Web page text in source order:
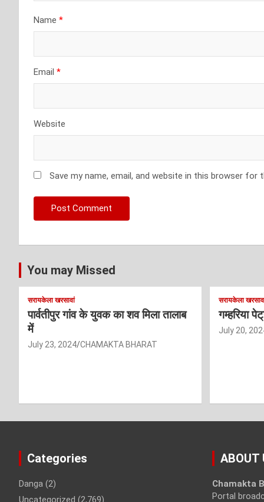
Name *
Email *
Website
Save my name, email, and website in this browser for
You may Missed
सरायकेला खरसावां
पार्वतीपुर गांव के युवक का शव मिला तालाब
में
July 23, 2024 CHAMAKTA BHARAT
सरायकेला
गम्हरिया
July 20,
Categories
Danga (2)
Uncategorized (2,769)
ABOUT
Chamakta
Portal